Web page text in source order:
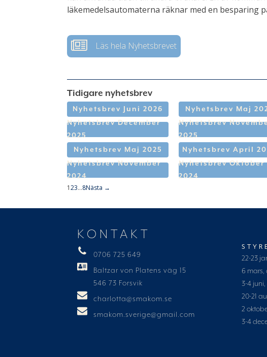
läkemedelsautomaterna räknar med en besparing
Läs hela Nyhetsbrevet
Tidigare nyhetsbrev
Nyhetsbrev Juni 2026 Nyhetsbrev Maj
Nyhetsbrev December
2025
Nyhetsbrev
2025
Nyhetsbrev Maj 2025 Nyhetsbrev April
Nyhetsbrev November
2024
Nyhetsbrev Oktober
2024
123…8Nästa →
KONTAKT
0706 725 649
Baltzar von Platens väg 15
546 73 Forsvik
charlotta@smakom.se
smakom.sverige@gmail.com
22-23
6
3-4
20-21
2
3-4